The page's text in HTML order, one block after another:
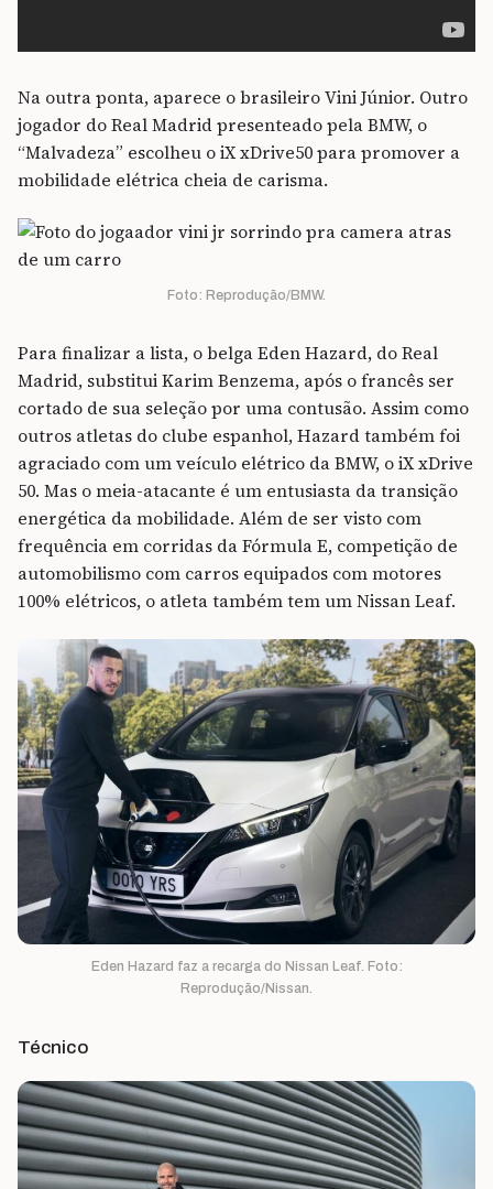
Na outra ponta, aparece o brasileiro Vini Júnior. Outro
jogador do Real Madrid presenteado pela BMW, o
“Malvadeza” escolheu o iX xDrive50 para promover a
mobilidade elétrica cheia de carisma.
Foto: Reprodução/BMW.
Para finalizar a lista, o belga Eden Hazard, do Real
Madrid, substitui Karim Benzema, após o francês ser
cortado de sua seleção por uma contusão. Assim como
outros atletas do clube espanhol, Hazard também foi
agraciado com um veículo elétrico da BMW, o iX xDrive
50. Mas o meia-atacante é um entusiasta da transição
energética da mobilidade. Além de ser visto com
frequência em corridas da Fórmula E, competição de
automobilismo com carros equipados com motores
100% elétricos, o atleta também tem um Nissan Leaf.
Eden Hazard faz a recarga do Nissan Leaf. Foto:
Reprodução/Nissan.
Técnico